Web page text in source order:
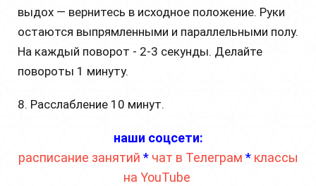
выдох — вернитесь в исходное положение. Руки
остаются выпрямленными и параллельными полу.
На каждый поворот - 2-3 секунды. Делайте
повороты 1 минуту.
8. Расслабление 10 минут.
наши соцсети:
расписание занятий * чат в Телеграм * классы
на YouTube